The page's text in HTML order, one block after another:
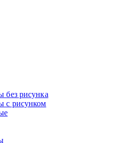
без рисунка
с рисунком